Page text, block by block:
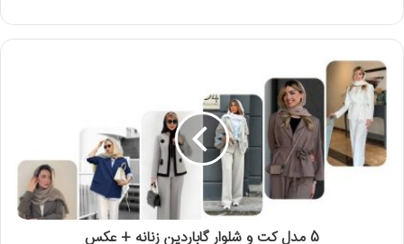
5 مدل کت و شلوار گاباردین زنانه + عکس